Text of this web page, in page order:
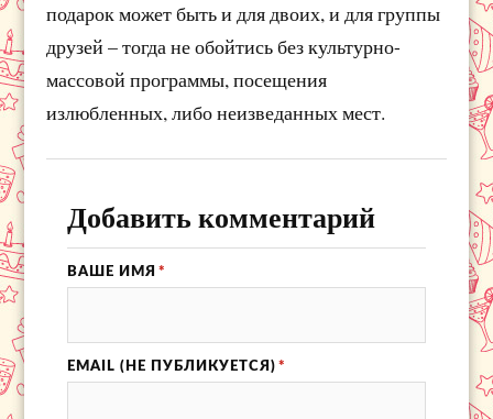
подарок может быть и для двоих, и для группы
друзей – тогда не обойтись без культурно-
массовой программы, посещения
излюбленных, либо неизведанных мест.
Добавить комментарий
ВАШЕ ИМЯ *
EMAIL (НЕ ПУБЛИКУЕТСЯ) *